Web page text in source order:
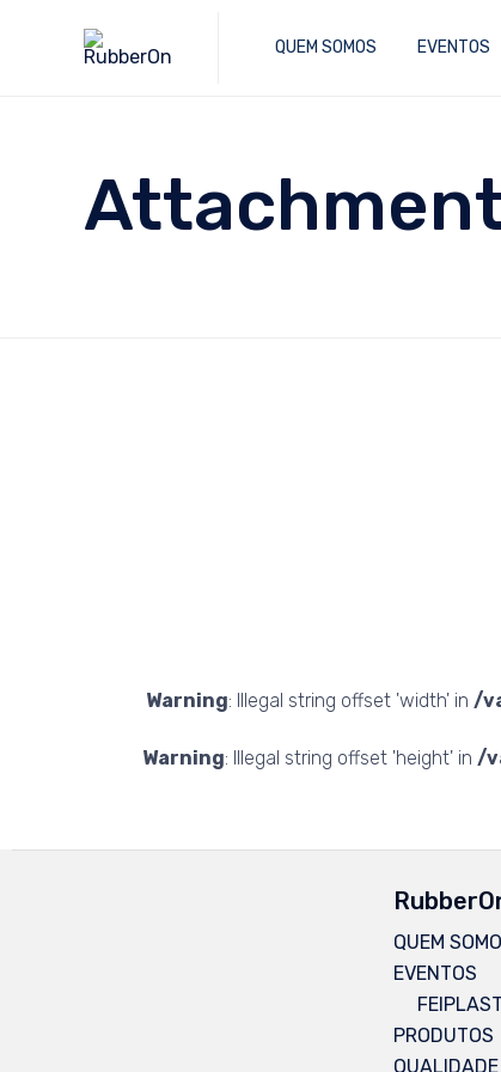
QUEM SOMOS EVENTOS
Warning: Illegal string offset 'width' in /
Warning: Illegal string offset 'height' in /
QUEM
EVENTOS
PRODUTOS
QUALIDADE